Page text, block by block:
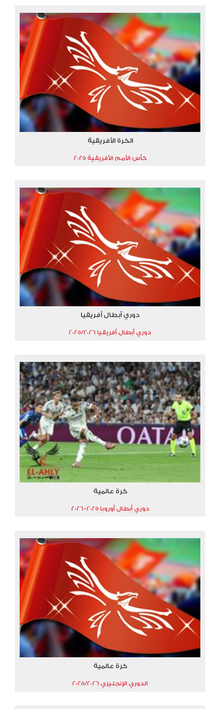
الكرة الأفريقية
كأس الأمم الأفريقية 2025
دوري أبطال أفريقيا
دوري أبطال أفريقيا 2025/2026
كرة عالمية
دوري أبطال أوروبا 2025-2026
كرة عالمية
الدوري الإنجليزي 2025/2026